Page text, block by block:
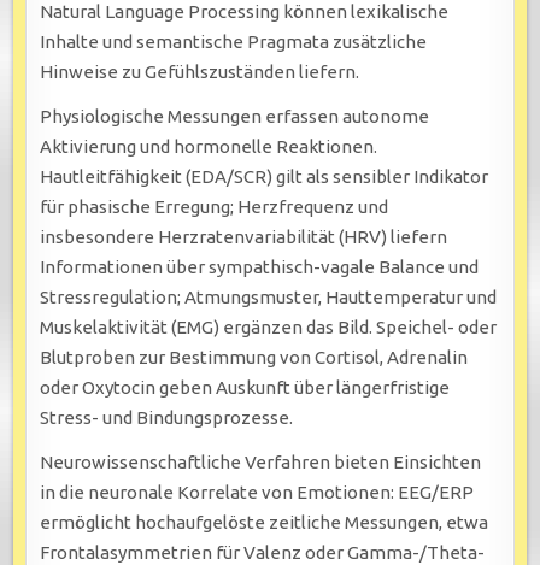
Natural Language Processing können lexikalische
Inhalte und semantische Pragmata zusätzliche
Hinweise zu Gefühlszuständen liefern.
Physiologische Messungen erfassen autonome
Aktivierung und hormonelle Reaktionen.
Hautleitfähigkeit (EDA/SCR) gilt als sensibler Indikator
für phasische Erregung; Herzfrequenz und
insbesondere Herzratenvariabilität (HRV) liefern
Informationen über sympathisch-vagale Balance und
Stressregulation; Atmungsmuster, Hauttemperatur und
Muskelaktivität (EMG) ergänzen das Bild. Speichel- oder
Blutproben zur Bestimmung von Cortisol, Adrenalin
oder Oxytocin geben Auskunft über längerfristige
Stress- und Bindungsprozesse.
Neurowissenschaftliche Verfahren bieten Einsichten
in die neuronale Korrelate von Emotionen: EEG/ERP
ermöglicht hochaufgelöste zeitliche Messungen, etwa
Frontalasymmetrien für Valenz oder Gamma-/Theta-